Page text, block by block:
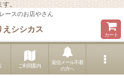
。
ースのお店やさん
えシシカス
カート
ご利用案内
返信メール不着
の方へ